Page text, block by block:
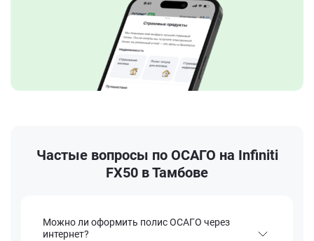
Частые вопросы по ОСАГО на Infiniti
FX50 в Тамбове
Можно ли оформить полис ОСАГО через
интернет?